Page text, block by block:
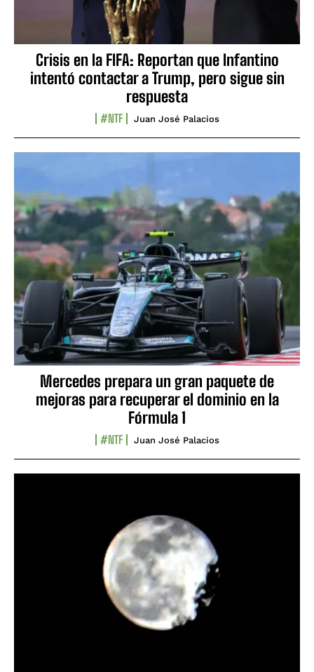
Crisis en la FIFA: Reportan que Infantino
intentó contactar a Trump, pero sigue sin
respuesta
#NTF Juan José Palacios
Mercedes prepara un gran paquete de
mejoras para recuperar el dominio en la
Fórmula 1
#NTF Juan José Palacios